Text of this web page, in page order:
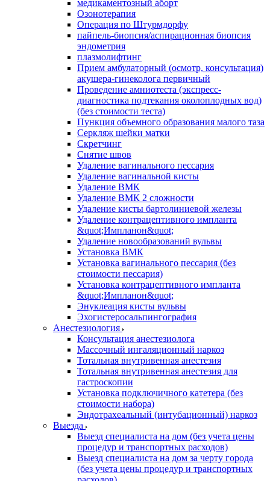
медикаментозный аборт
Озонотерапия
Операция по Штурмдорфу
пайпель-биопсия/аспирационная биопсия
эндометрия
плазмолифтинг
Прием амбулаторный (осмотр, консультация)
акушера-гинеколога первичный
Проведение амниотеста (экспресс-
диагностика подтекания околоплодных вод)
(без стоимости теста)
Пункция объемного образования малого таза
Серкляж шейки матки
Скретчинг
Снятие швов
Удаление вагинального пессария
Удаление вагинальной кисты
Удаление ВМК
Удаление ВМК 2 сложности
Удаление кисты бартолиниевой железы
Удаление контрацептивного импланта
&quot;Импланон&quot;
Удаление новообразований вульвы
Установка ВМК
Установка вагинального пессария (без
стоимости пессария)
Установка контрацептивного импланта
&quot;Импланон&quot;
Энуклеация кисты вульвы
Эхогистеросальпингография
Анестезиология
Консультация анестезиолога
Массочный ингаляционный наркоз
Тотальная внутривенная анестезия
Тотальная внутривенная анестезия для
гастроскопии
Установка подключичного катетера (без
стоимости набора)
Эндотрахеальный (интубационный) наркоз
Выезда
Выезд специалиста на дом (без учета цены
процедур и транспортных расходов)
Выезд специалиста на дом за черту города
(без учета цены процедур и транспортных